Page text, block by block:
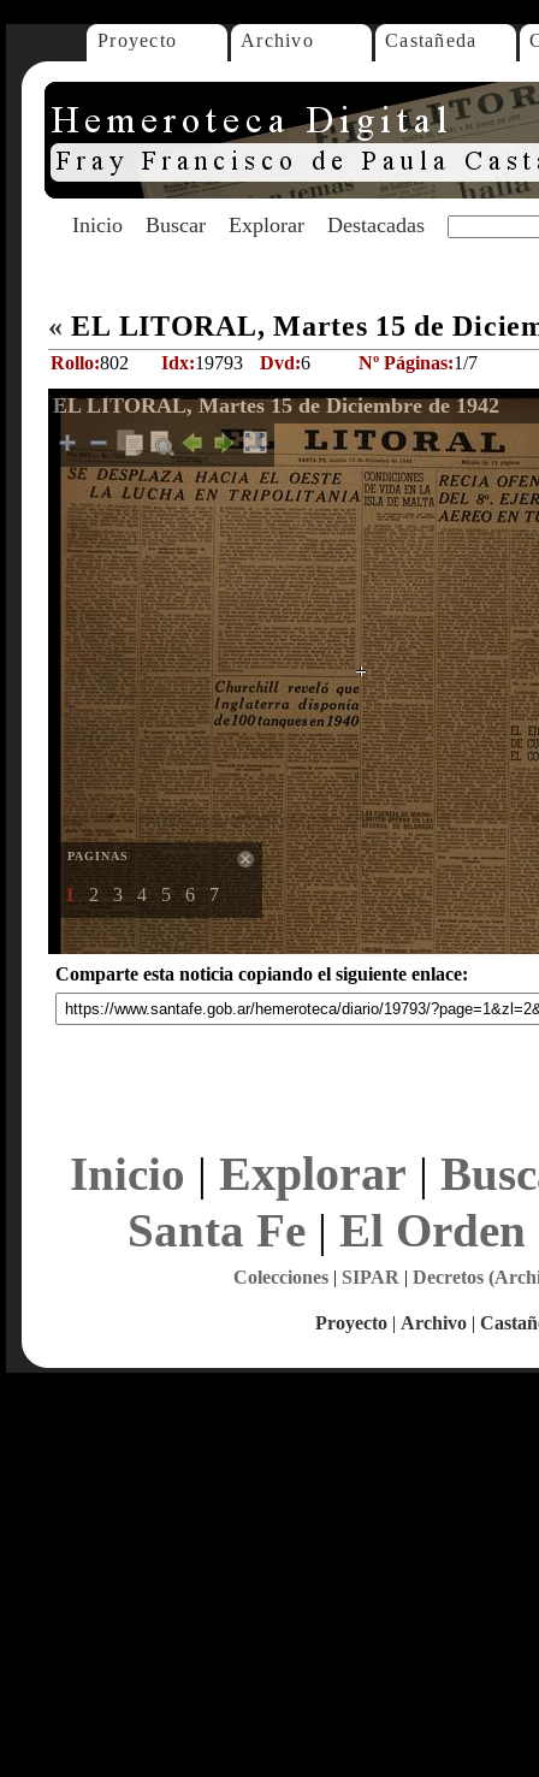
Proyecto Archivo Castañeda
Inicio Buscar Explorar Destacadas
« EL LITORAL, Martes 15 de
Rollo:802 Idx:19793 Dvd:6 Nº Páginas:1/7
EL LITORAL, Martes 15 de Diciembre de 1942
PAGINAS
1 2 3 4 5 6 7
Comparte esta noticia copiando el siguiente enlace:
Inicio | Explorar |
Santa Fe| El Orden
Colecciones| SIPAR | Decretos
Proyecto | Archivo |